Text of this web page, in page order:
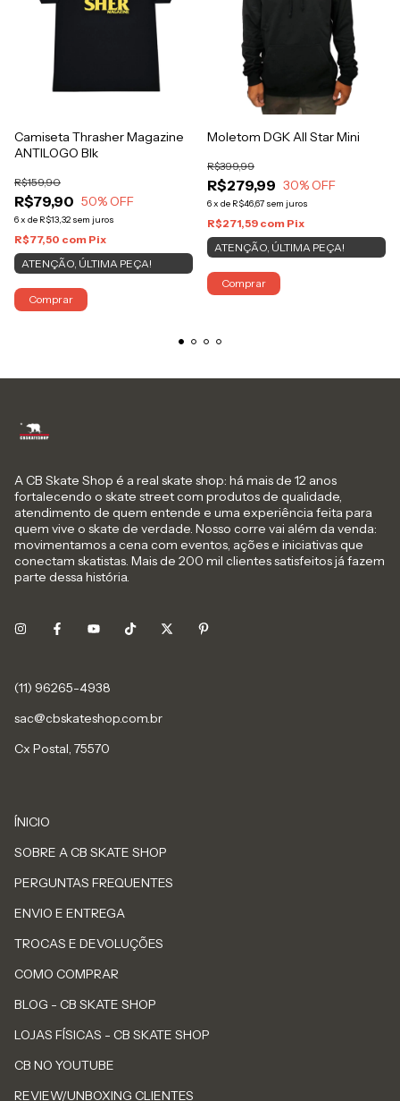
Camiseta Thrasher Magazine
ANTILOGO Blk
R$79,90
R$159,90
50% OFF
6x de R$13,32 sem juros
R$77,50 com Pix
ATENÇÃO, ÚLTIMA PEÇA!
Comprar
Moletom DGK All Star Mini
R$279,99
R$399,99
30% OFF
6x de R$46,67 sem juros
R$271,59 com Pix
ATENÇÃO, ÚLTIMA PEÇA!
Comprar
A CB Skate Shop é a real skate shop: há mais de 12 anos
fortalecendo o skate street com produtos de qualidade,
atendimento de quem entende e uma experiência feita para
quem vive o skate de verdade. Nosso corre vai além da venda:
movimentamos a cena com eventos, ações e iniciativas que
conectam skatistas. Mais de 200 mil clientes satisfeitos já fazem
parte dessa história.
sac@cbskateshop.com.br
Cx Postal, 75570
ÍNICIO
SOBRE A CB SKATE SHOP
PERGUNTAS FREQUENTES
ENVIO E ENTREGA
TROCAS E DEVOLUÇÕES
COMO COMPRAR
BLOG - CB SKATE SHOP
LOJAS FÍSICAS - CB SKATE SHOP
CB NO YOUTUBE
REVIEW/UNBOXING CLIENTES